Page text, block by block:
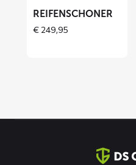
REIFENSCHONER
€249,95